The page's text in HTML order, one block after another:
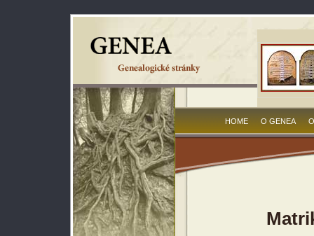
HOME O GENEA